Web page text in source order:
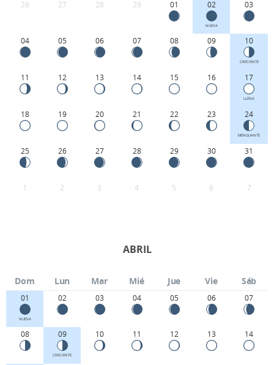
26 27 28 29 01 02
NUEVA
03
04 05 06 07 08 09 10
CRECIENTE
11 12 13 14 15 16 17
LLENA
18 19 20 21 22 23 24
MENGUANTE
25 26 27 28 29 30 31
1 2 3 4 5 6 7
ABRIL
Dom Lun Mar Mié Jue Vie Sáb
01
NUEVA
02 03 04 05 06 07
08 09
CRECIENTE
10 11 12 13 14